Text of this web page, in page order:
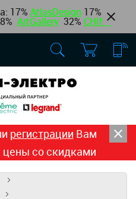
17% AtlasDesign 17%
ArtGallery 32% CHINT
регистрации Вам
цены со скидками